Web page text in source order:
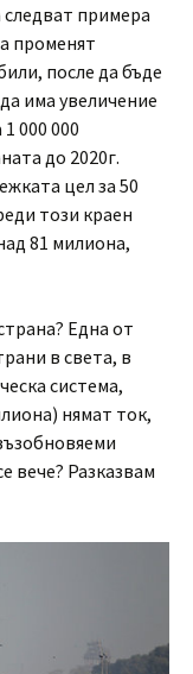
следват примера
променят
после да бъде
има увеличение
000 000
до 2020г.
цел за 50
този краен
81 милиона,
Една от
в света, в
система,
нямат ток,
вече? Разказвам